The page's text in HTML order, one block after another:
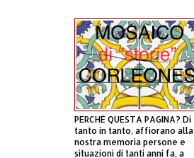
PERCHÈ QUESTA PAGINA? Di
tanto in tanto, affiorano alla
nostra memoria persone e
situazioni di tanti anni fa, a